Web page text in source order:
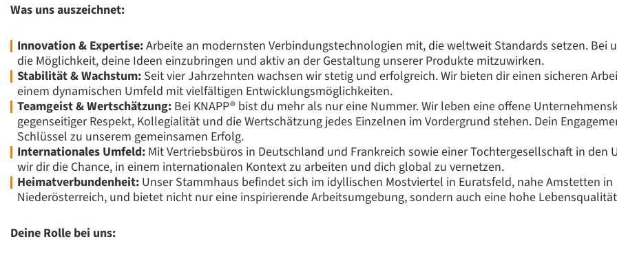
Was uns auszeichnet:
Innovation & Expertise:Arbeite an modernsten Verbindungstechnologien mit, die weltweit Standards setzen. Bei
die Möglichkeit, deine Ideen einzubringen und aktiv an der Gestaltung unserer Produkte mitzuwirken.
Stabilität & Wachstum: Seit vier Jahrzehnten wachsen wir stetig und erfolgreich. Wir bieten dir einen sicheren
einem dynamischen Umfeld mit vielfältigen Entwicklungsmöglichkeiten.
Teamgeist & Wertschätzung: Bei KNAPP® bist du mehr als nur eine Nummer. Wir leben eine offene
gegenseitiger Respekt, Kollegialität und die Wertschätzung jedes Einzelnen im Vordergrund stehen. Dein
Schlüssel zu unserem gemeinsamen Erfolg.
Internationales Umfeld: Mit Vertriebsbüros in Deutschland und Frankreich sowie einer Tochtergesellschaft in den
wir dir die Chance, in einem internationalen Kontext zu arbeiten und dich global zu vernetzen.
Heimatverbundenheit: Unser Stammhaus befindet sich im idyllischen Mostviertel in Euratsfeld, nahe Amstetten in
Niederösterreich, und bietet nicht nur eine inspirierende Arbeitsumgebung, sondern auch eine hohe
Deine Rolle bei uns: